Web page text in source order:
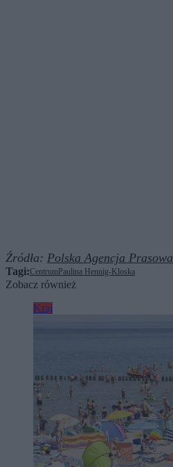
Źródła: Polska Agencja Prasowa
Tagi:Centrum Paulina Hennig-Kloska
Zobacz również
Kraj